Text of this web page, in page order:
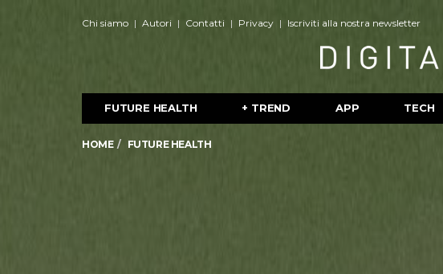
Chi siamo Autori Contatti Privacy Iscriviti alla nostra newsletter
FUTURE HEALTH + TREND APP TECH
HOME FUTURE HEALTH